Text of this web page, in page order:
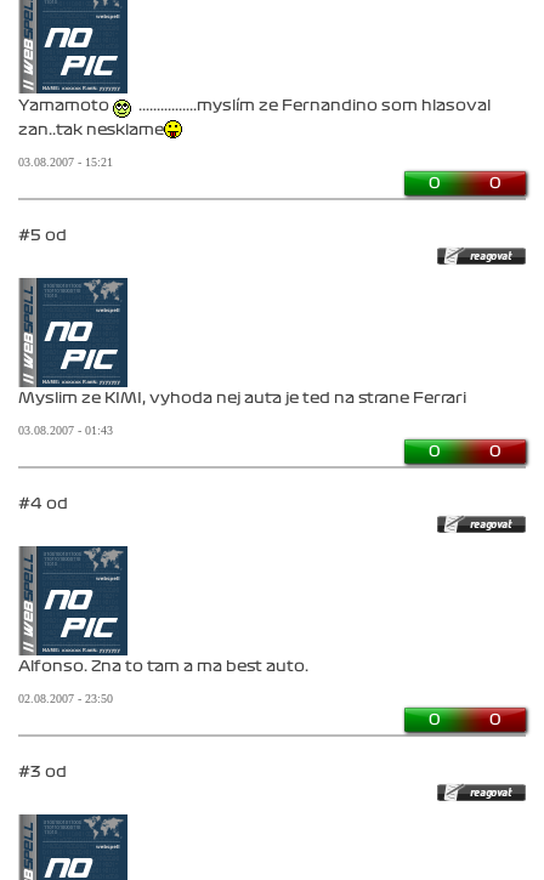
Yamamoto
................myslím ze Fernandino som hlasoval
zan..tak nesklame
03.08.2007 - 15:21
0 0
#5 od
Myslim ze KIMI, vyhoda nej auta je ted na strane Ferrari
03.08.2007 - 01:43
0 0
#4 od
Alfonso. Zna to tam a ma best auto.
02.08.2007 - 23:50
0 0
#3 od